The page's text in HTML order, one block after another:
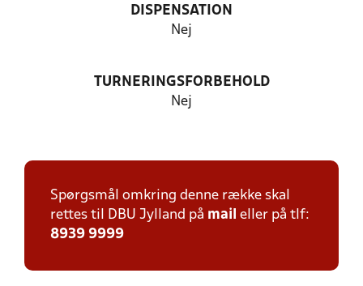
DISPENSATION
Nej
TURNERINGSFORBEHOLD
Nej
Spørgsmål omkring denne række skal
rettes til DBU Jylland på mail eller på tlf:
8939 9999